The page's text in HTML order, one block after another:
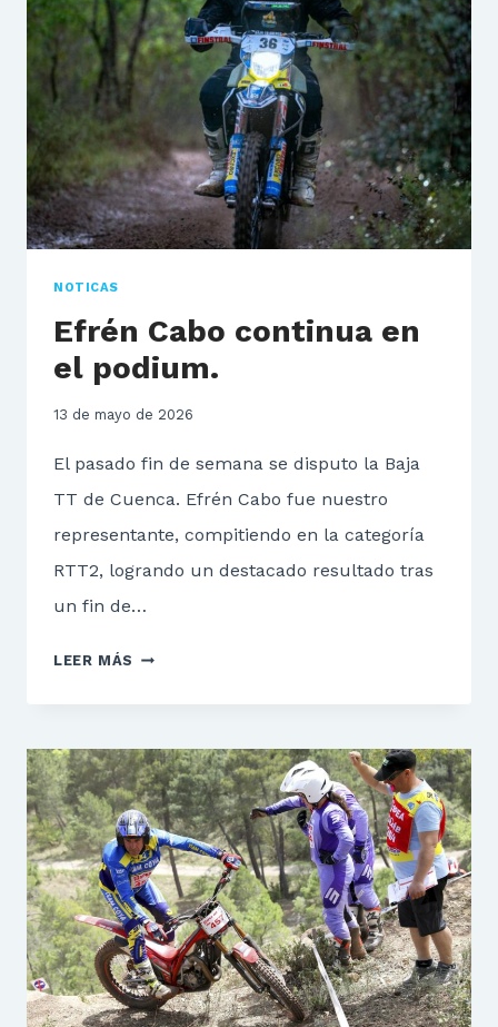
NOTICAS
Efrén Cabo continua en
el podium.
13 de mayo de 2026
El pasado fin de semana se disputo la Baja
TT de Cuenca. Efrén Cabo fue nuestro
representante, compitiendo en la categoría
RTT2, logrando un destacado resultado tras
un fin de…
LEER MÁS EFRÉN
EL
PODIUM.